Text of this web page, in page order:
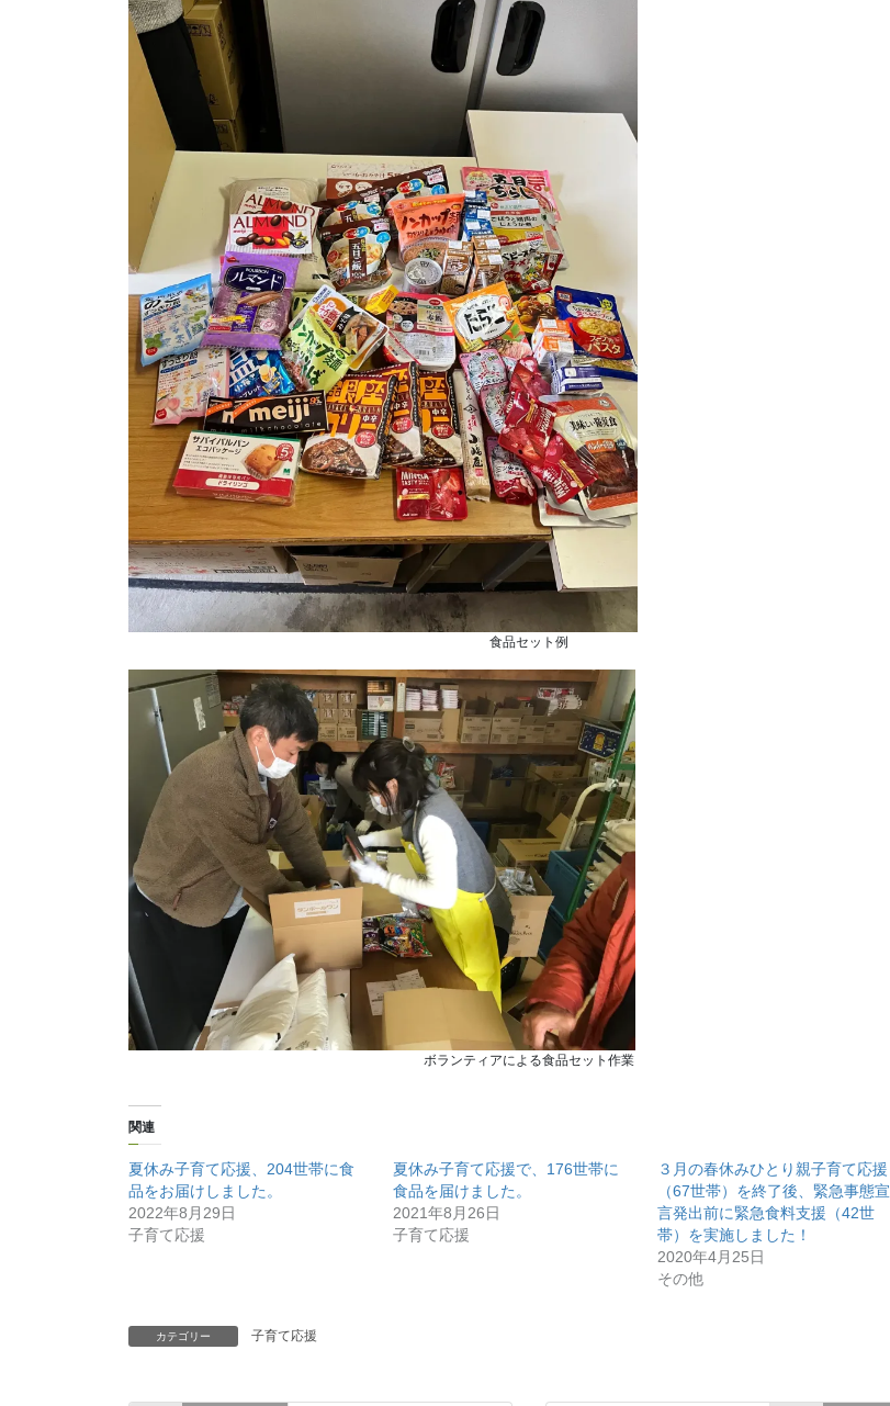
食品セット例
ボランティアによる食品セット作業
関連
夏休み子育て応援、204世帯に食
品をお届けしました。
2022年8月29日
子育て応援
夏休み子育て応援で、176世帯に
食品を届けました。
2021年8月26日
子育て応援
３月の春休みひとり親子育て応援
（67世帯）を終了後、緊急事態宣
言発出前に緊急食料支援（42世
帯）を実施しました！
2020年4月25日
その他
カテゴリー 子育て応援